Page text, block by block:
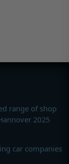
range of shop
2025
car companies